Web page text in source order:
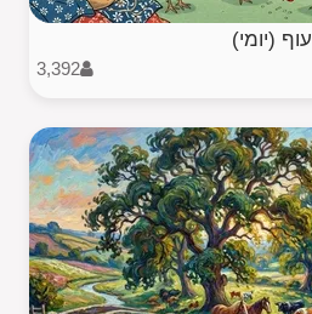
עוף (יומי)
3,392